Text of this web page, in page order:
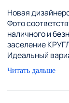
Новая
Фото
наличного и
заселение
Идеальный
Вокзал. Центр.
Новая мебель,
Читать дальше